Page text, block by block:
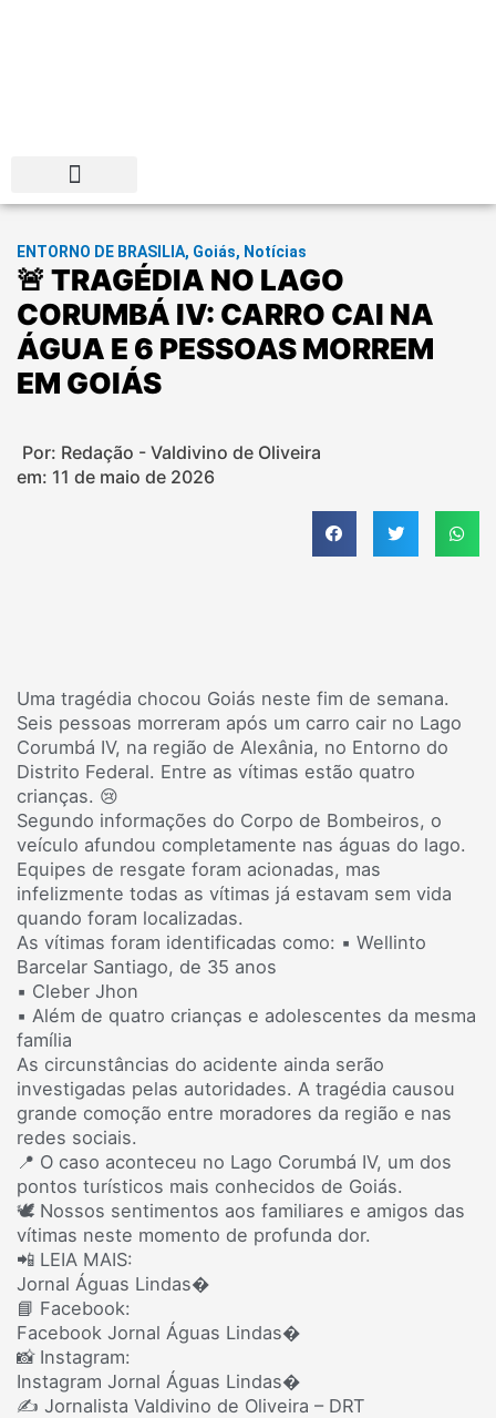
ENTORNO DE BRASILIA, Goiás, Notícias
🚨 TRAGÉDIA NO LAGO
CORUMBÁ IV: CARRO CAI NA
ÁGUA E 6 PESSOAS MORREM
EM GOIÁS
Por: Redação - Valdivino de Oliveira
em: 11 de maio de 2026
Uma tragédia chocou Goiás neste fim de semana.
Seis pessoas morreram após um carro cair no Lago
Corumbá IV, na região de Alexânia, no Entorno do
Distrito Federal. Entre as vítimas estão quatro
crianças. 😢
Segundo informações do Corpo de Bombeiros, o
veículo afundou completamente nas águas do lago.
Equipes de resgate foram acionadas, mas
infelizmente todas as vítimas já estavam sem vida
quando foram localizadas.
As vítimas foram identificadas como: ▪️ Wellinto
Barcelar Santiago, de 35 anos
▪️ Cleber Jhon
▪️ Além de quatro crianças e adolescentes da mesma
família
As circunstâncias do acidente ainda serão
investigadas pelas autoridades. A tragédia causou
grande comoção entre moradores da região e nas
redes sociais.
📍 O caso aconteceu no Lago Corumbá IV, um dos
pontos turísticos mais conhecidos de Goiás.
🕊️ Nossos sentimentos aos familiares e amigos das
vítimas neste momento de profunda dor.
📲 LEIA MAIS:
Jornal Águas Lindas⁠�
📘 Facebook:
Facebook Jornal Águas Lindas⁠�
📸 Instagram:
Instagram Jornal Águas Lindas⁠�
✍️ Jornalista Valdivino de Oliveira – DRT